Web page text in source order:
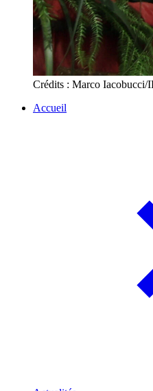
Crédits : Marco Iacobucci/
Accueil